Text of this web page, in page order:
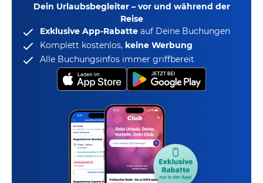
Dein Urlaubsbegleiter – vor und während der
Reise
Exklusive App-Rabatte auf Deine Buchungen
Komplett kostenlos, keine Werbung
Alle Buchungsinfos immer griffbereit